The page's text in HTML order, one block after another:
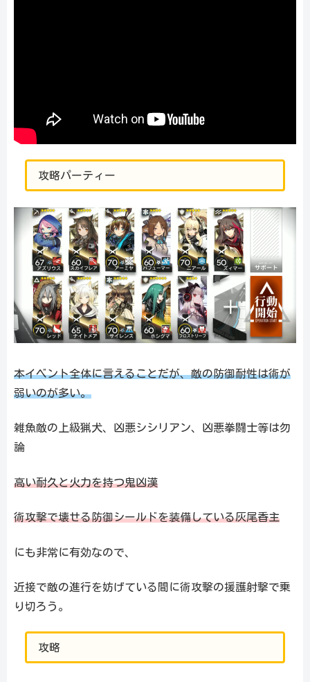
攻略パーティー
本イベント全体に言えることだが、敵の防御耐性は術が
弱いのが多い。
雑魚敵の上級猟犬、凶悪シシリアン、凶悪拳闘士等は勿
論
高い耐久と火力を持つ鬼凶漢
術攻撃で壊せる防御シールドを装備している灰尾香主
にも非常に有効なので、
近接で敵の進行を妨げている間に術攻撃の援護射撃で乗
り切ろう。
攻略